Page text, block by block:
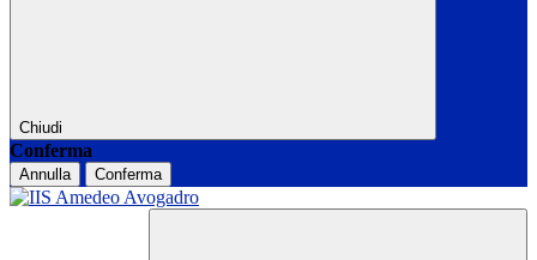
Chiudi
Conferma
Annulla Conferma